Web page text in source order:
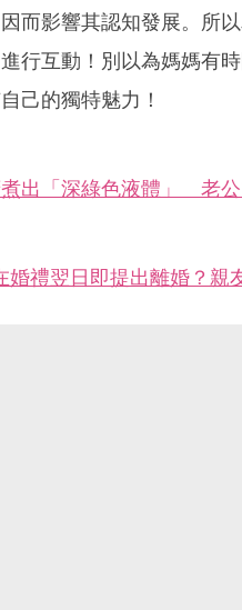
而影響其認知發展。所
行互動！別以為媽媽有
己的獨特魅力！
煮出「深綠色液體」 老
婚禮翌日即提出離婚？